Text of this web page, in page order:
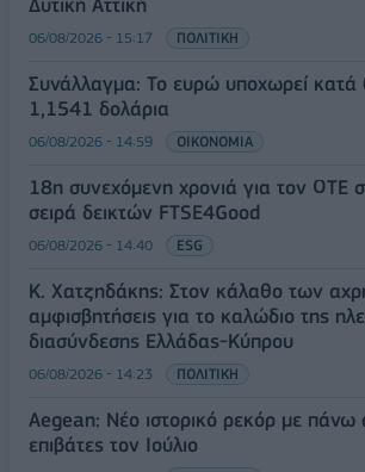
Δυτική Αττική
06/08/2026 - 15:17 ΠΟΛΙΤΙΚΗ
Συνάλλαγμα: Το ευρώ υποχωρεί κατά
1,1541 δολάρια
06/08/2026 - 14:59 ΟΙΚΟΝΟΜΙΑ
18η συνεχόμενη χρονιά για τον ΟΤΕ
σειρά δεικτών FTSE4Good
06/08/2026 - 14:40 ESG
Κ. Χατζηδάκης: Στον κάλαθο των
αμφισβητήσεις για το καλώδιο της
διασύνδεσης Ελλάδας-Κύπρου
06/08/2026 - 14:23 ΠΟΛΙΤΙΚΗ
Aegean: Νέο ιστορικό ρεκόρ με πάνω
επιβάτες τον Ιούλιο